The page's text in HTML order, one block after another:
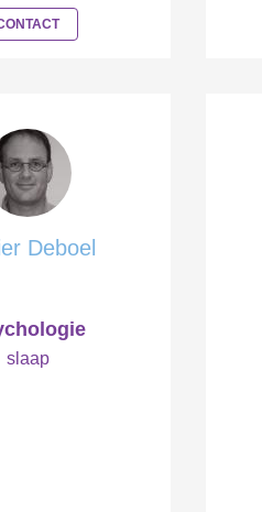
Deboel
slaap